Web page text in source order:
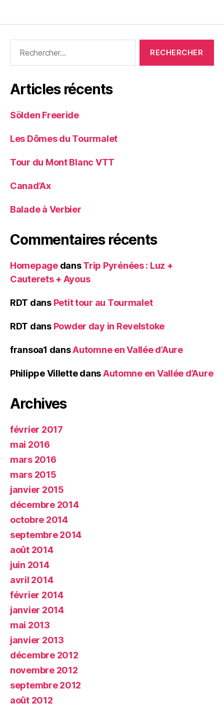
Articles récents
Sölden Freeride
Les Dômes du Tourmalet
Tour du Mont Blanc VTT
Canad’Ax
Balade à Verbier
Commentaires récents
HomepagedansTrip Pyrénées : Luz +
Cauterets + Ayous
RDT dans Petit tour au Tourmalet
RDT dans Powder day in Revelstoke
fransoa1 dansAutomne en Vallée d’Aure
Philippe VillettedansAutomne en Vallée d’Aure
Archives
février 2017
mai 2016
mars 2016
mars 2015
janvier 2015
décembre 2014
octobre 2014
septembre 2014
août 2014
juin 2014
avril 2014
février 2014
janvier 2014
mai 2013
janvier 2013
décembre 2012
novembre 2012
septembre 2012
août 2012